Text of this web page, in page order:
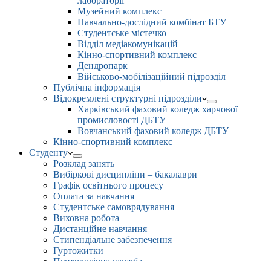
Музейний комплекс
Навчально-дослідний комбінат БТУ
Студентське містечко
Відділ медіакомунікацій
Кінно-спортивний комплекс
Дендропарк
Військово-мобілізаційний підрозділ
Публічна інформація
Відокремлені структурні підрозділи
Харківський фаховий коледж харчової
промисловості ДБТУ
Вовчанський фаховий коледж ДБТУ
Кінно-спортивний комплекс
Студенту
Розклад занять
Вибіркові дисципліни – бакалаври
Графік освітнього процесу
Оплата за навчання
Студентське самоврядування
Виховна робота
Дистанційне навчання
Стипендіальне забезпечення
Гуртожитки